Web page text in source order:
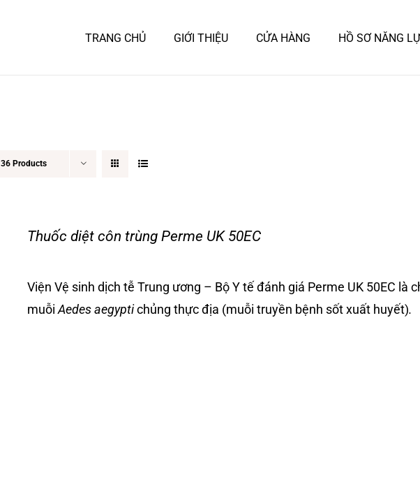
TRANG CHỦ GIỚI THIỆU CỬA HÀNG HỒ SƠ NĂNG
36 Products
Thuốc diệt côn trùng Perme UK 50EC
Viện Vệ sinh dịch tễ Trung ương – Bộ Y tế đánh giá Perme UK 50EC
muỗiAedes aegyptichủng thực địa (muỗi truyền bệnh sốt xuất huyết).